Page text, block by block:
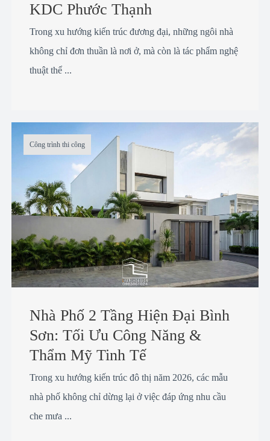
KDC Phước Thạnh
Trong xu hướng kiến trúc đương đại, những ngôi nhà
không chỉ đơn thuần là nơi ở, mà còn là tác phẩm nghệ
thuật thể ...
Công trình thi công
Nhà Phố 2 Tầng Hiện Đại Bình
Sơn: Tối Ưu Công Năng &
Thẩm Mỹ Tinh Tế
Trong xu hướng kiến trúc đô thị năm 2026, các mẫu
nhà phố không chỉ dừng lại ở việc đáp ứng nhu cầu
che mưa ...